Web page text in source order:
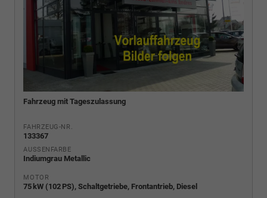
Fahrzeug mit Tageszulassung
FAHRZEUG-NR.
133367
AUSSENFARBE
Indiumgrau Metallic
MOTOR
75 kW (102 PS), Schaltgetriebe, Frontantrieb, Diesel